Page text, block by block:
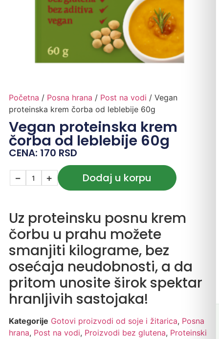
Početna / Posna hrana / Post na vodi / Vegan
proteinska krem čorba od leblebije 60g
Vegan proteinska krem
čorba od leblebije 60g
CENA: 170 RSD
− + Dodaj u korpu
Uz proteinsku posnu krem
čorbu u prahu možete
smanjiti kilograme, bez
osećaja neudobnosti, a da
pritom unosite širok spektar
hranljivih sastojaka!
Kategorije Gotovi proizvodi od soje i žitarica, Posna
hrana, Post na vodi, Proizvodi bez glutena, Proteinski